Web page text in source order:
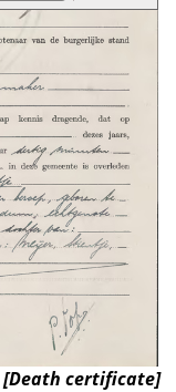
[Death certificate]